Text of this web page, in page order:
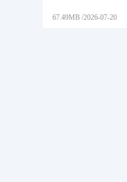
67.49MB /2026-07-20